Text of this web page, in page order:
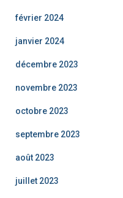
février 2024
janvier 2024
décembre 2023
novembre 2023
octobre 2023
septembre 2023
août 2023
juillet 2023